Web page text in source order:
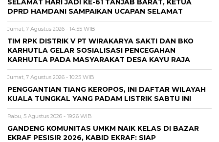
SELAMAT HARI JADI KE-61 TANJAB BARAT, KETUA
DPRD HAMDANI SAMPAIKAN UCAPAN SELAMAT
Jumat, 7 Agustus 2026 - 14:55 WIB
TIM RPK DISTRIK V PT WIRAKARYA SAKTI DAN BKO
KARHUTLA GELAR SOSIALISASI PENCEGAHAN
KARHUTLA PADA MASYARAKAT DESA KAYU RAJA
Jumat, 7 Agustus 2026 - 10:25 WIB
PENGGANTIAN TIANG KEROPOS, INI DAFTAR WILAYAH
KUALA TUNGKAL YANG PADAM LISTRIK SABTU INI
Rabu, 5 Agustus 2026 - 19:26 WIB
GANDENG KOMUNITAS UMKM NAIK KELAS DI BAZAR
EKRAF PESISIR 2026, KABID EKRAF: SIAP